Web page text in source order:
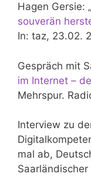
Hagen Gersie: „
souverän
In: taz, 23.02.
Gespräch mit
im Internet –
Mehrspur.
Interview zu
mal ab,
Saarländischer